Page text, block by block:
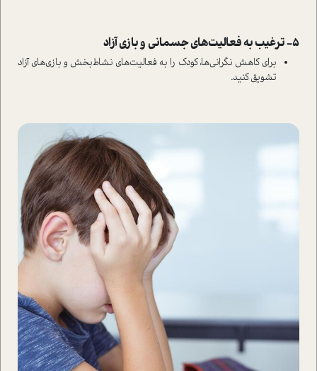
5- ترغیب به فعالیت‌های جسمانی و بازی آزاد
برای کاهش نگرانی‌ها، کودک را به فعالیت‌های نشاط‌بخش و بازی‌های آزاد
تشویق کنید.